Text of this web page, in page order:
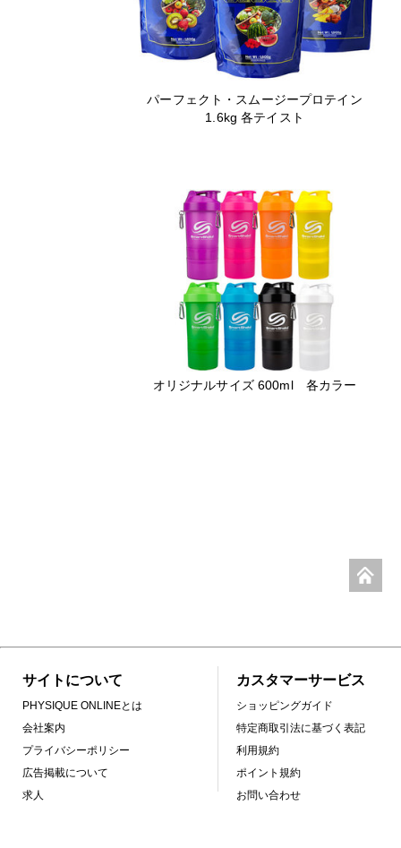
パーフェクト・スムージープロテイン
1.6kg 各テイスト
オリジナルサイズ 600ml 各カラー
サイトについて
PHYSIQUE ONLINEとは
会社案内
プライバシーポリシー
広告掲載について
求人
カスタマーサービス
ショッピングガイド
特定商取引法に基づく表記
利用規約
ポイント規約
お問い合わせ